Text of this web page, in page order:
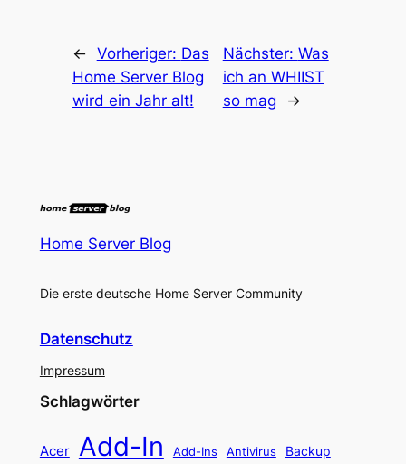
← Vorheriger: Das
Home Server Blog
wird ein Jahr alt!
Nächster: Was
ich an WHIIST
so mag
→
Home Server Blog
Die erste deutsche Home Server Community
Datenschutz
Impressum
Schlagwörter
Acer Add-In Add-Ins Antivirus Backup